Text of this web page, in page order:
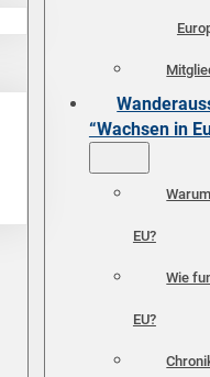
“Wachsen in
EU?
Wie
EU?